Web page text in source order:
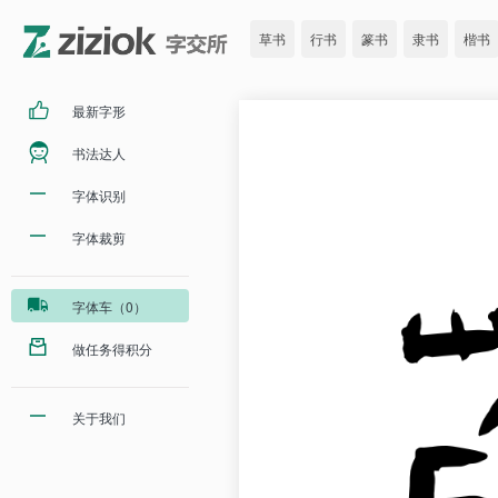
草书 行书 篆书 隶书 楷书
最新字形
书法达人
字体识别
字体裁剪
字体车（0）
做任务得积分
关于我们